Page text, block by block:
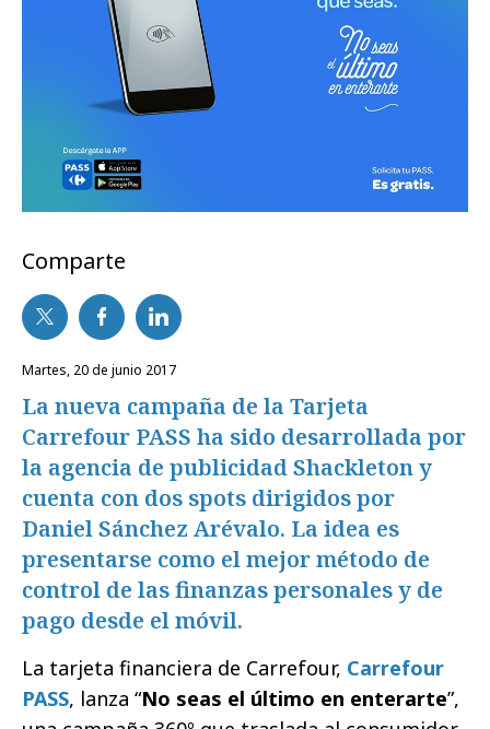
Comparte
martes, 20 de junio 2017
La nueva campaña de la Tarjeta
Carrefour PASS ha sido desarrollada por
la agencia de publicidad Shackleton y
cuenta con dos spots dirigidos por
Daniel Sánchez Arévalo. La idea es
presentarse como el mejor método de
control de las finanzas personales y de
pago desde el móvil.
La tarjeta financiera de Carrefour, Carrefour
PASS, lanza “No seas el último en enterarte”,